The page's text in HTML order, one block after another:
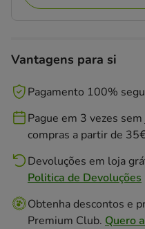
Vantagens para si
Pagamento 100%
Pague em 3 vezes
compras a partir de
Devoluções em loja
Politica de Devoluções
Obtenha descontos e
Premium Club. Quero